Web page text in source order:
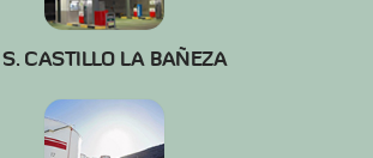
S. CASTILLO LA BAÑEZA